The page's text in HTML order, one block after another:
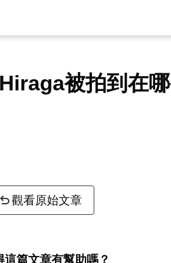
被拍到在
觀看原始文章
這篇文章有幫助嗎？